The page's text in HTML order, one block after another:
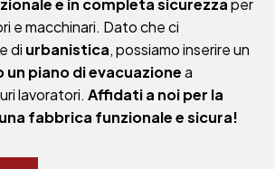
e macchinari. Dato che ci
di urbanistica, possiamo inserire un
piano di evacuazionea
lavoratori.Affidati a noi per la
fabbrica funzionale e sicura!